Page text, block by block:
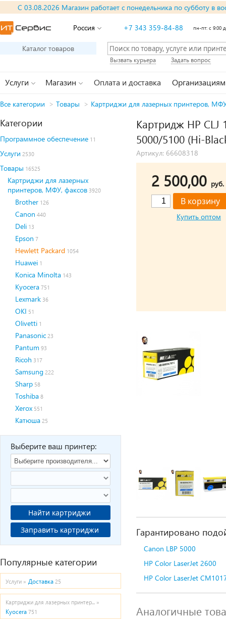
С 03.08.2026 Магазин работает с понедельника по субботу в
Россия +7 343 359-84-88 пн-пт: с 9:00
Каталог товаров
Вызвать курьера Задать вопрос
Услуги Магазин Оплата и доставка Организациям
Все категории > Товары > Картриджи для лазерных принтеров,
Категории
Программное обеспечение 11
Услуги 2530
Товары 16525
Картриджи для лазерных
принтеров, МФУ, факсов 3920
Brother 126
Canon 440
Deli 13
Epson 7
Hewlett Packard 1054
Huawei 1
Konica Minolta 143
Kyocera 751
Lexmark 36
OKI 51
Olivetti 1
Panasonic 23
Pantum 93
Ricoh 317
Samsung 222
Sharp 58
Toshiba 8
Xerox 551
Катюша 25
Выберите ваш принтер:
Найти картриджи
Заправить картриджи
Популярные категории
Услуги » Доставка 25
Картриджи для лазерных принтер... »
Kyocera 751
Картридж HP CLJ
5000/5100 (Hi-
Артикул: 66608318
2 500,00 руб.
Купить оптом
Гарантировано
Canon LBP 5000
HP Color LaserJet 2600
HP Color LaserJet
Аналогичные